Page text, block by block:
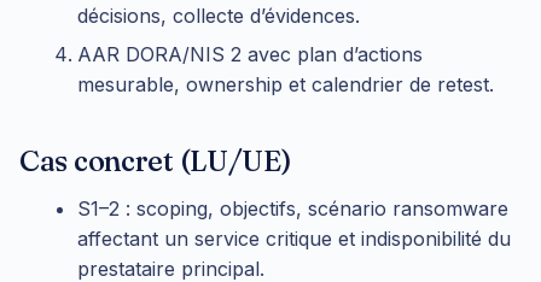
décisions, collecte d’évidences.
AAR DORA/NIS 2 avec plan d’actions
mesurable, ownership et calendrier de retest.
Cas concret (LU/UE)
S1–2 : scoping, objectifs, scénario ransomware
affectant un service critique et indisponibilité du
prestataire principal.